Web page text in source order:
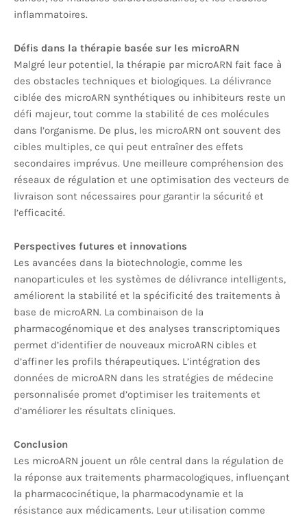
inflammatoires.
Défis dans la thérapie basée sur les microARN
Malgré leur potentiel, la thérapie par microARN fait face à
des obstacles techniques et biologiques. La délivrance
ciblée des microARN synthétiques ou inhibiteurs reste un
défi majeur, tout comme la stabilité de ces molécules
dans l’organisme. De plus, les microARN ont souvent des
cibles multiples, ce qui peut entraîner des effets
secondaires imprévus. Une meilleure compréhension des
réseaux de régulation et une optimisation des vecteurs de
livraison sont nécessaires pour garantir la sécurité et
l’efficacité.
Perspectives futures et innovations
Les avancées dans la biotechnologie, comme les
nanoparticules et les systèmes de délivrance intelligents,
améliorent la stabilité et la spécificité des traitements à
base de microARN. La combinaison de la
pharmacogénomique et des analyses transcriptomiques
permet d’identifier de nouveaux microARN cibles et
d’affiner les profils thérapeutiques. L’intégration des
données de microARN dans les stratégies de médecine
personnalisée promet d’optimiser les traitements et
d’améliorer les résultats cliniques.
Conclusion
Les microARN jouent un rôle central dans la régulation de
la réponse aux traitements pharmacologiques, influençant
la pharmacocinétique, la pharmacodynamie et la
résistance aux médicaments. Leur utilisation comme